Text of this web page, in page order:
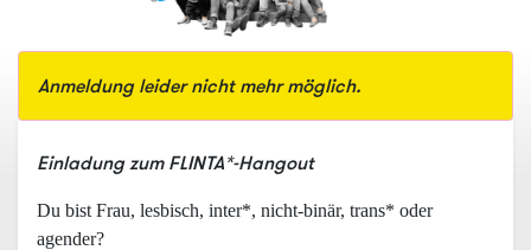
Anmeldung leider nicht mehr möglich.
Einladung zum FLINTA*-Hangout
Du bist Frau, lesbisch, inter*, nicht-binär, trans* oder
agender?